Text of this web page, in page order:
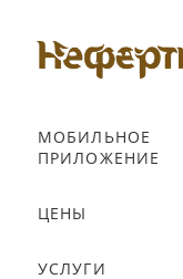
МОБИЛЬНОЕ
ПРИЛОЖЕНИЕ
ЦЕНЫ
УСЛУГИ